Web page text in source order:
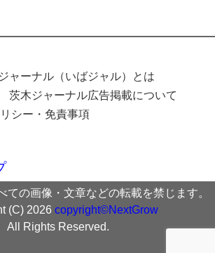
ャーナル（いばジャル）とは
茨木ジャーナル広告掲載について
シー・免責事項
ての画像・文章などの転載を禁じます。
(C) 2026copyright©NextGrow
All Rights Reserved.